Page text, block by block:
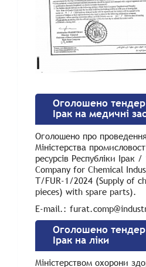
Оголошено тендер
Ірак на медичні
Оголошено про
Міністерства
ресурсів Республіки
Company for Chemical
Т/FUR-1/2024 (Supply of
pieces) with spare parts).
E-mail.:
Оголошено тендер
Ірак на ліки
Міністерством охорони